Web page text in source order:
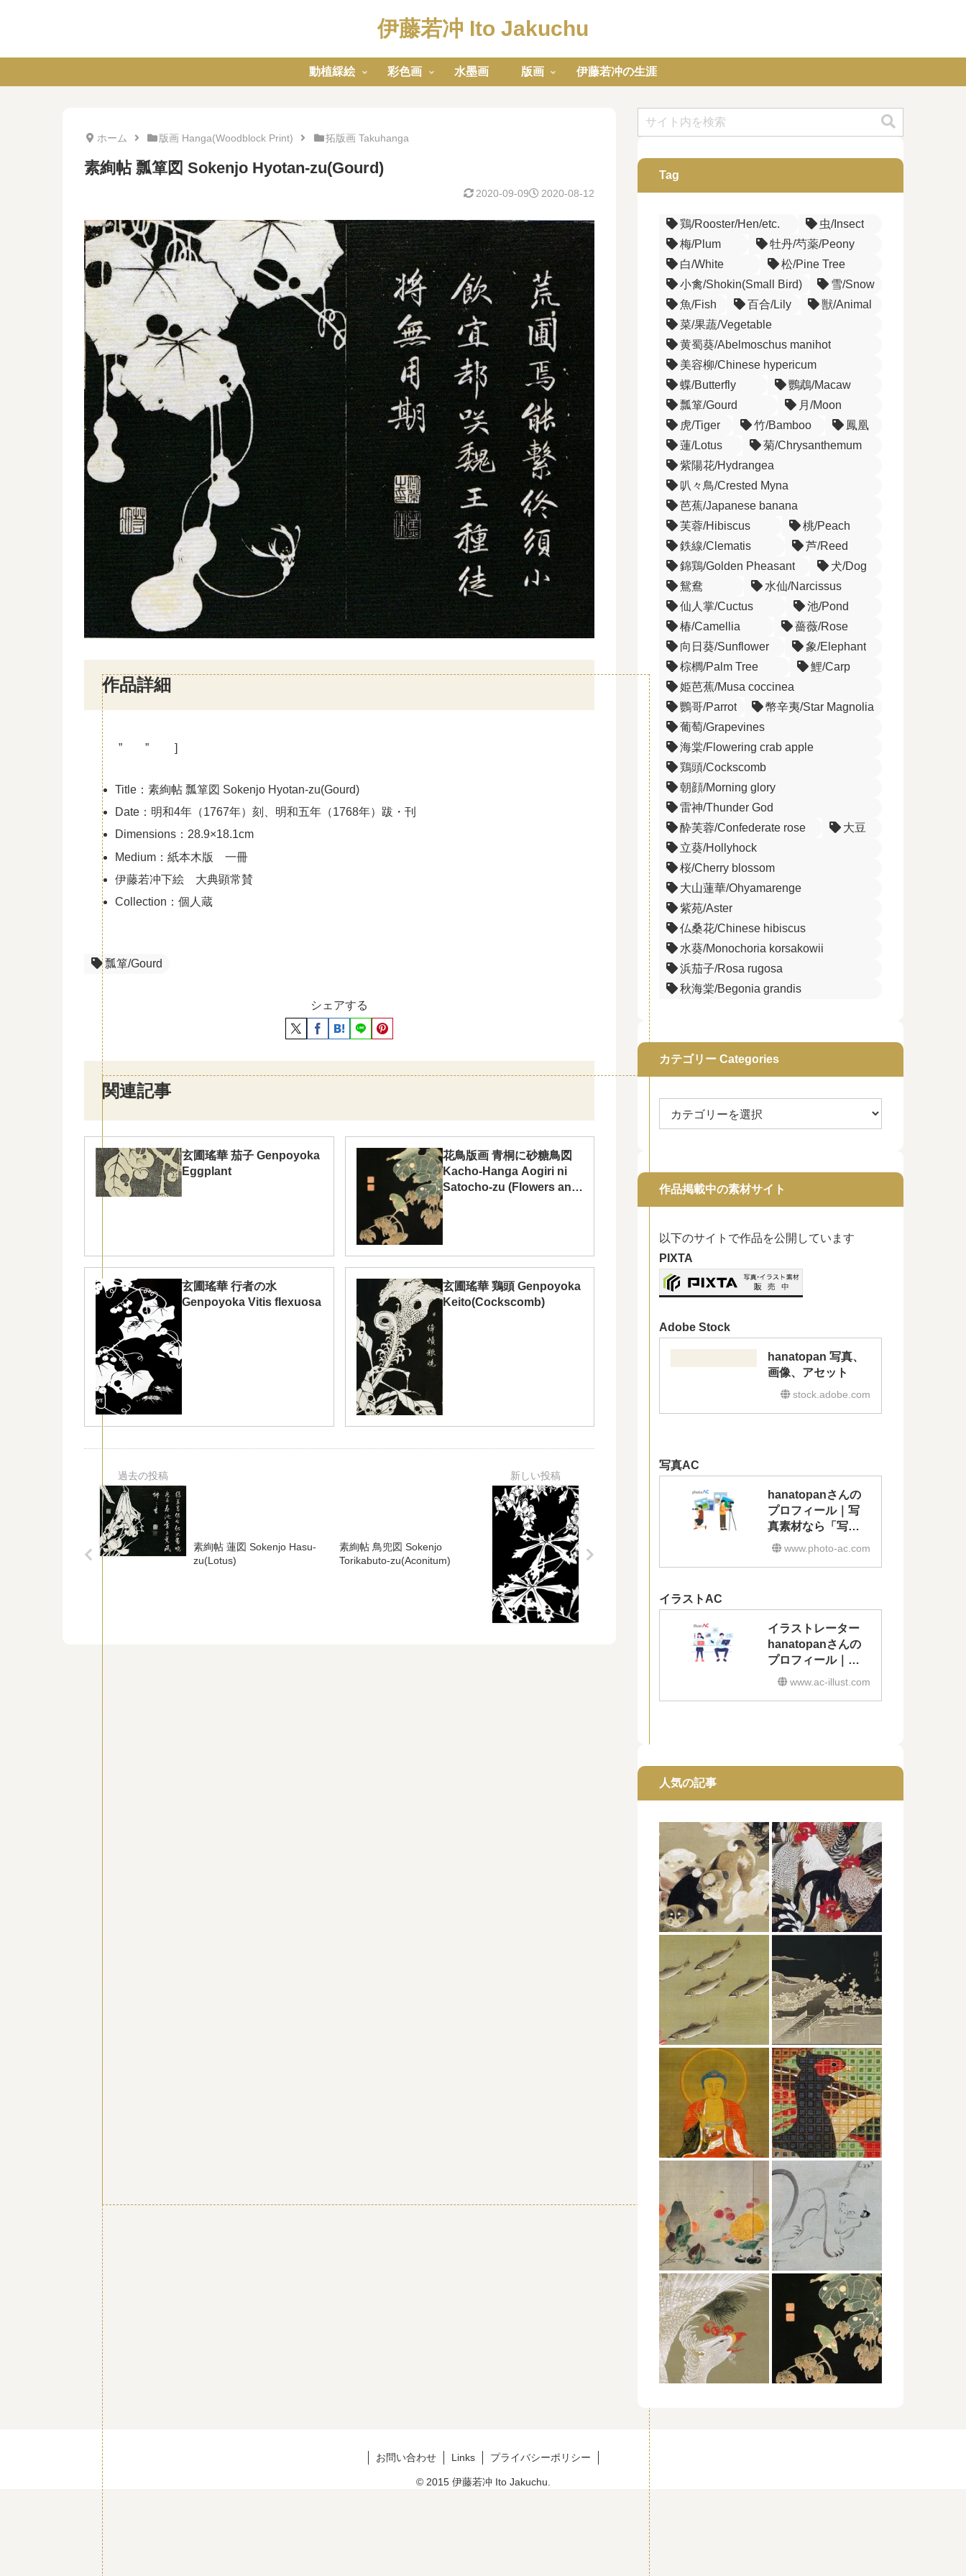
伊藤若冲 Ito Jakuchu
動植綵絵 彩色画 水墨画 版画 伊藤若冲の生涯
ホーム 版画 Hanga(Woodblock Print) 拓版画 Takuhanga
素絢帖 瓢箪図 Sokenjo Hyotan-zu(Gourd)
2020-08-12
2020-09-09
作品詳細
” ” ]
Title：素絢帖 瓢箪図 Sokenjo Hyotan-zu(Gourd)
Date：明和4年（1767年）刻、明和五年（1768年）跋・刊
Dimensions：28.9×18.1cm
Medium：紙本木版 一冊
伊藤若冲下絵 大典顕常賛
Collection：個人蔵
瓢箪/Gourd
シェアする
関連記事
玄圃瑤華 茄子 Genpoyoka
Eggplant
花鳥版画 青桐に砂糖鳥図
Kacho-Hanga Aogiri ni
Satocho-zu (Flowers and
Birds;Blue-crowned
Hanging Parrot and
玄圃瑤華 行者の水
Genpoyoka Vitis flexuosa
玄圃瑤華 鶏頭 Genpoyoka
Keito(Cockscomb)
素絢帖 蓮図 Sokenjo Hasu-
zu(Lotus)
素絢帖 鳥兜図 Sokenjo
Torikabuto-zu(Aconitum)
Tag
鶏/Rooster/Hen/etc.
虫/Insect
梅/Plum
牡丹/芍薬/Peony
白/White
松/Pine Tree
小禽/Shokin(Small Bird)
雪/Snow
魚/Fish
百合/Lily
獣/Animal
菜/果蔬/Vegetable
黄蜀葵/Abelmoschus manihot
美容柳/Chinese hypericum
蝶/Butterfly
鸚鵡/Macaw
瓢箪/Gourd
月/Moon
虎/Tiger
竹/Bamboo
鳳凰
蓮/Lotus
菊/Chrysanthemum
紫陽花/Hydrangea
叭々鳥/Crested Myna
芭蕉/Japanese banana
芙蓉/Hibiscus
桃/Peach
鉄線/Clematis
芦/Reed
錦鶏/Golden Pheasant
犬/Dog
鴛鴦
水仙/Narcissus
仙人掌/Cuctus
池/Pond
椿/Camellia
薔薇/Rose
向日葵/Sunflower
象/Elephant
棕櫚/Palm Tree
鯉/Carp
姫芭蕉/Musa coccinea
鸚哥/Parrot
幣辛夷/Star Magnolia
葡萄/Grapevines
海棠/Flowering crab apple
鶏頭/Cockscomb
朝顔/Morning glory
雷神/Thunder God
酔芙蓉/Confederate rose
大豆
立葵/Hollyhock
桜/Cherry blossom
大山蓮華/Ohyamarenge
紫苑/Aster
仏桑花/Chinese hibiscus
水葵/Monochoria korsakowii
浜茄子/Rosa rugosa
秋海棠/Begonia grandis
カテゴリー Categories
作品掲載中の素材サイト
以下のサイトで作品を公開しています
PIXTA
Adobe Stock
hanatopan 写真、
画像、アセット
stock.adobe.com
写真AC
hanatopanさんの
プロフィール｜写
真素材なら「写真
AC」無料（フリ
ー）ダウンロード
www.photo-ac.com
イラストAC
イラストレーター
hanatopanさんの
プロフィール｜無
料イラスト・フリ
www.ac-illust.com
人気の記事
お問い合わせ Links プライバシーポリシー
© 2015 伊藤若冲 Ito Jakuchu.